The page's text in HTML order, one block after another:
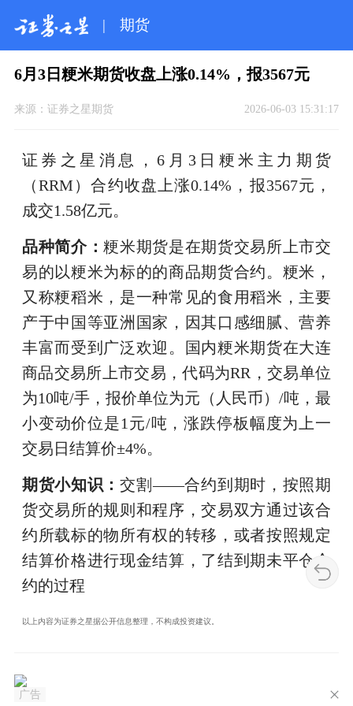
| 期货
6月3日粳米期货收盘上涨0.14%，报3567元
来源： 证券之星期货 2026-06-03 15:31:17
证券之星消息，6月3日粳米主力期货
（RRM）合约收盘上涨0.14%，报3567元，
成交1.58亿元。
品种简介：粳米期货是在期货交易所上市交
易的以粳米为标的的商品期货合约。粳米，
又称粳稻米，是一种常见的食用稻米，主要
产于中国等亚洲国家，因其口感细腻、营养
丰富而受到广泛欢迎。国内粳米期货在大连
商品交易所上市交易，代码为RR，交易单位
为10吨/手，报价单位为元（人民币）/吨，最
小变动价位是1元/吨，涨跌停板幅度为上一
交易日结算价±4%。
期货小知识：交割——合约到期时，按照期
货交易所的规则和程序，交易双方通过该合
约所载标的物所有权的转移，或者按照规定
结算价格进行现金结算，了结到期未平仓合
约的过程
以上内容为证券之星据公开信息整理，不构成投资建议。
广告